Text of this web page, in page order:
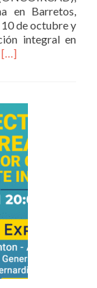
en Barretos,
de octubre y
integral en
Read
DE
CIRUGÍA
DIGESTIVA
ONCOLÓGICA
–
IRCAD
AMÉRICA
LATINA
[…]